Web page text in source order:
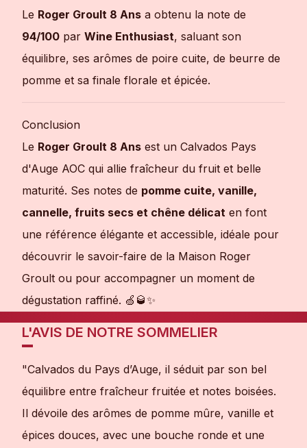
Le Roger Groult 8 Ans a obtenu la note de
94/100 par Wine Enthusiast, saluant son
équilibre, ses arômes de poire cuite, de beurre de
pomme et sa finale florale et épicée.
Conclusion
Le Roger Groult 8 Ans est un Calvados Pays
d'Auge AOC qui allie fraîcheur du fruit et belle
maturité. Ses notes de pomme cuite, vanille,
cannelle, fruits secs et chêne délicat en font
une référence élégante et accessible, idéale pour
découvrir le savoir-faire de la Maison Roger
Groult ou pour accompagner un moment de
dégustation raffiné. 🍏🥃✨
L'AVIS DE NOTRE SOMMELIER
"Calvados du Pays d’Auge, il séduit par son bel
équilibre entre fraîcheur fruitée et notes boisées.
Il dévoile des arômes de pomme mûre, vanille et
épices douces, avec une bouche ronde et une